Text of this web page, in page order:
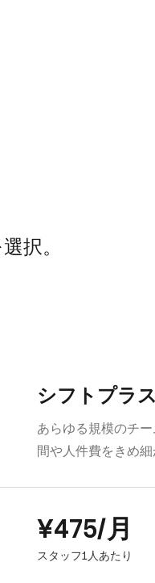
択。
シフトプラス
あらゆる規模のチ
間や人件費をきめ細
¥475/月
スタッフ1人あたり